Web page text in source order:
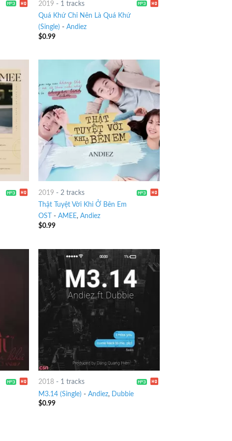
2019 - 1 tracks
Quá Khứ Chỉ Nên Là Quá Khứ
(Single) -Andiez
$0.99
2019 - 2 tracks
Thật Tuyệt Vời Khi Ở Bên Em
OST
-AMEE,Andiez
$0.99
2018 - 1 tracks
M3.14 (Single) -Andiez, Dubbie
$0.99